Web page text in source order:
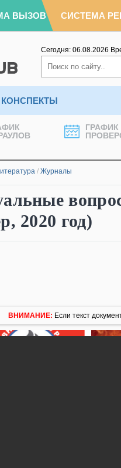
ВЫЗОВ СИСТЕМА
Сегодня: 06.08.2026
КОНСПЕКТЫ
ГРАФИК
/ Журналы
2020 год)
ВНИМАНИЕ: Если текст